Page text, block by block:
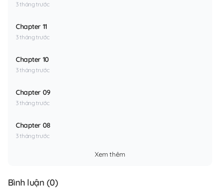
3 tháng trước
Chapter 11
3 tháng trước
Chapter 10
3 tháng trước
Chapter 09
3 tháng trước
Chapter 08
3 tháng trước
Xem thêm
Bình luận (0)